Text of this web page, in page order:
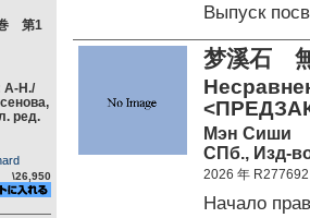
第1
А-Н./
ред.
\26,950
Выпуск
梦溪石
Мэн Сиши
СПб., Изд-
2026 年 R277692
Начало